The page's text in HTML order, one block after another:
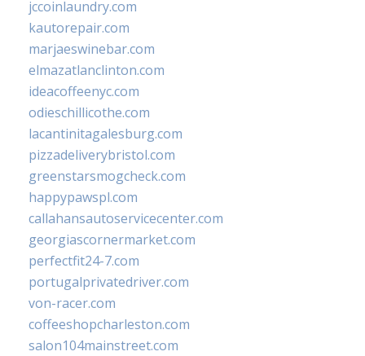
jccoinlaundry.com
kautorepair.com
marjaeswinebar.com
elmazatlanclinton.com
ideacoffeenyc.com
odieschillicothe.com
lacantinitagalesburg.com
pizzadeliverybristol.com
greenstarsmogcheck.com
happypawspl.com
callahansautoservicecenter.com
georgiascornermarket.com
perfectfit24-7.com
portugalprivatedriver.com
von-racer.com
coffeeshopcharleston.com
salon104mainstreet.com